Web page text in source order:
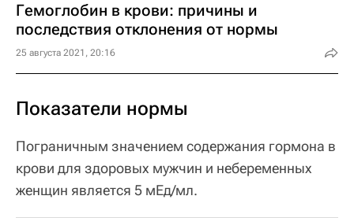
Гемоглобин в крови: причины и
последствия отклонения от нормы
25 августа 2021, 20:16
Показатели нормы
Пограничным значением содержания гормона в
крови для здоровых мужчин и небеременных
женщин является 5 мЕд/мл.